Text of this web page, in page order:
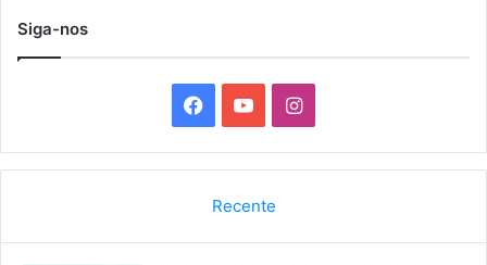
Siga-nos
a
o
I
n
Recente